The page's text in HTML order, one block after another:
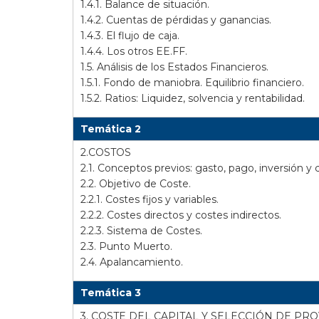
1.4.1. Balance de situación.
1.4.2. Cuentas de pérdidas y ganancias.
1.4.3. El flujo de caja.
1.4.4. Los otros EE.FF.
1.5. Análisis de los Estados Financieros.
1.5.1. Fondo de maniobra. Equilibrio financiero.
1.5.2. Ratios: Liquidez, solvencia y rentabilidad.
Temática 2
2.COSTOS
2.1. Conceptos previos: gasto, pago, inversión y
2.2. Objetivo de Coste.
2.2.1. Costes fijos y variables.
2.2.2. Costes directos y costes indirectos.
2.2.3. Sistema de Costes.
2.3. Punto Muerto.
2.4. Apalancamiento.
Temática 3
3. COSTE DEL CAPITAL Y SELECCIÓN DE